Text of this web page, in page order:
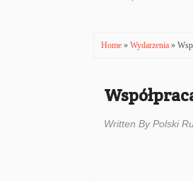
Home » Wydarzenia »
Written By Polski